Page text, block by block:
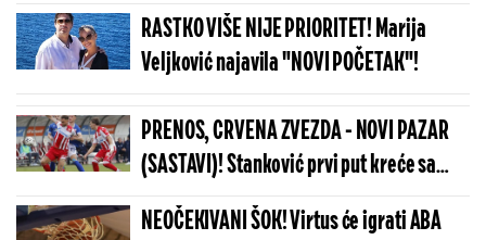
RASTKO VIŠE NIJE PRIORITET! Marija
Veljković najavila "NOVI POČETAK"!
PRENOS, CRVENA ZVEZDA - NOVI PAZAR
(SASTAVI)! Stanković prvi put kreće sa
Enemom!
NEOČEKIVANI ŠOK! Virtus će igrati ABA